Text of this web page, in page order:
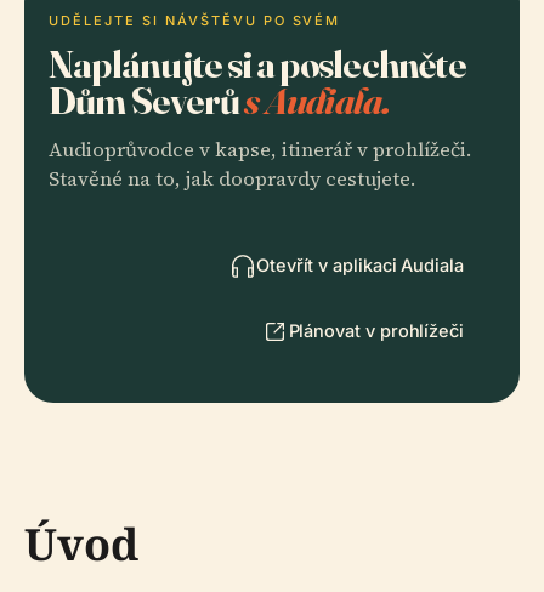
UDĚLEJTE SI NÁVŠTĚVU PO SVÉM
Naplánujte si a poslechněte
Dům Severůs Audiala.
Audioprůvodce v kapse, itinerář v prohlížeči.
Stavěné na to, jak doopravdy cestujete.
Otevřít v aplikaci Audiala
Plánovat v prohlížeči
Úvod